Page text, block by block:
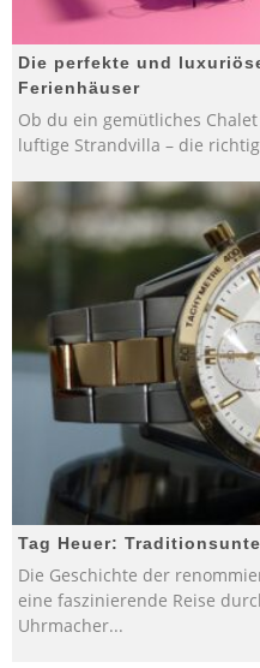
Die perfekte und
Ferienhäuser
Ob du ein gemütliches
luftige Strandvilla – die
Tag Heuer:
Die Geschichte der
eine faszinierende Reise
Uhrmacher...